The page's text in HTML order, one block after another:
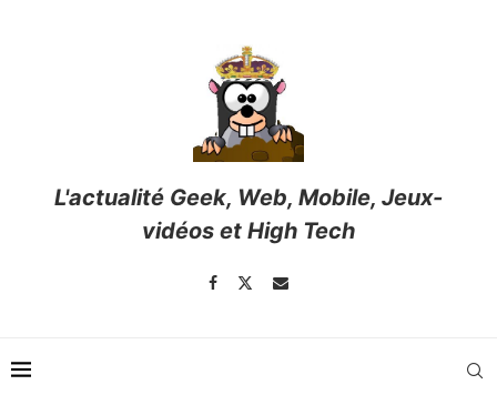
L'actualité Geek, Web, Mobile, Jeux-
vidéos et High Tech